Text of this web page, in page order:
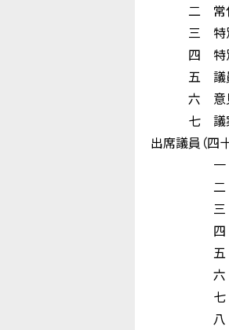
二 常任委
三 特別
四 特別委
五 議員提
六 意見
七 議案第
出席議員（四
一
二
三
四
五
六
七
八